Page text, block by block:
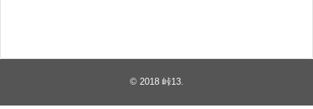
© 2018 峠13.